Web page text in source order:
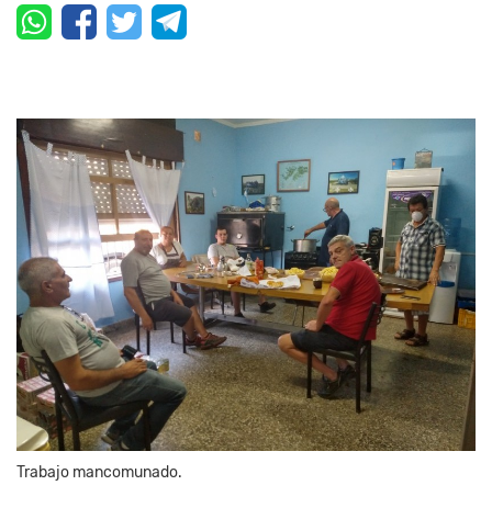
Trabajo mancomunado.